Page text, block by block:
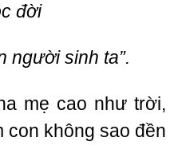
đời
người sinh ta”.
mẹ cao như trời,
con không sao đền